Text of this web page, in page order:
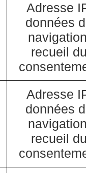
Adresse
données
recueil
Adresse
données
recueil